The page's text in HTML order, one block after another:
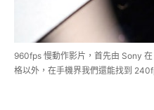
960fps 慢動作影片，首先由 Sony
格以外，在手機界我們還能找到